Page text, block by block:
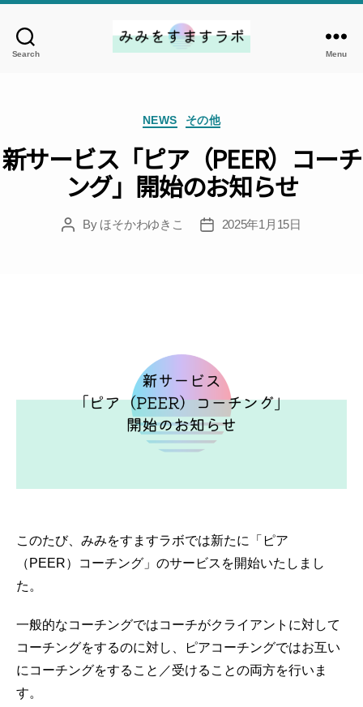
Search
す
す
ラ
ボ
Menu
Categories
NEWS その他
新サービス「ピア（PEER）コーチ
ング」開始のお知らせ
PostBy ほそかわゆきこ
Post2025年1月15日
このたび、みみをすますラボでは新たに「ピア
（PEER）コーチング」のサービスを開始いたしまし
た。
一般的なコーチングではコーチがクライアントに対して
コーチングをするのに対し、ピアコーチングではお互い
にコーチングをすること／受けることの両方を行いま
す。